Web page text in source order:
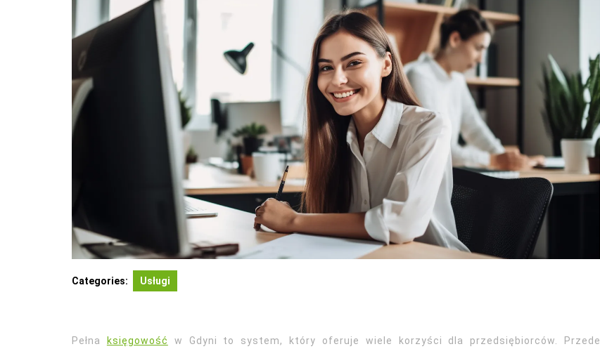
Categories: Usługi
Pełna księgowość
w Gdyni to system, który oferuje wiele korzyści dla przedsiębiorców. Przede